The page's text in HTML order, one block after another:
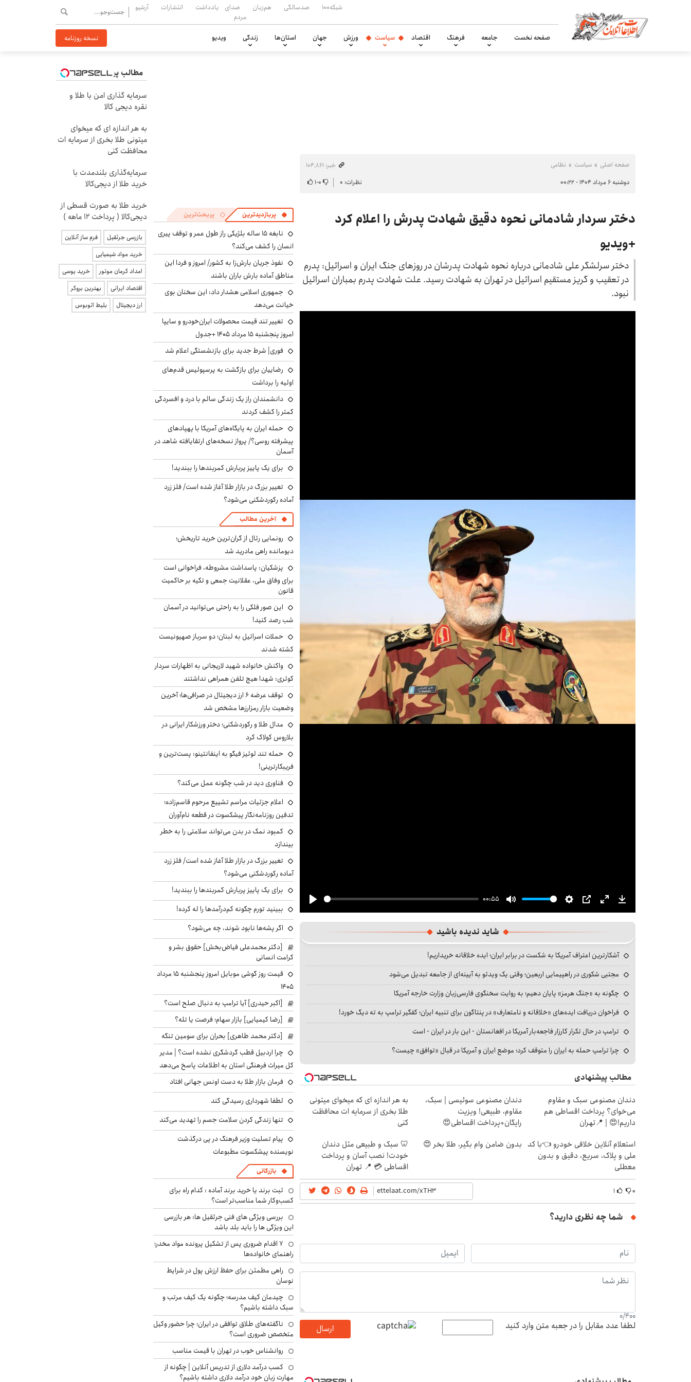
شبکه۱۰۰ صدسالگی هم‌زبان
صدای
مردم
یادداشت انتشارات آرشیو
صفحه نخست جامعه فرهنگ اقتصاد سیاست ورزش جهان استان‌ها زندگی ویدیو نسخه روزنامه
صفحه اصلی سیاست نظامی
خبر: ۱۰۴٬۸۶۱
دوشنبه ۶ مرداد ۱۴۰۴ - ۰۰:۲۲
نظرات: ۰ ۰-۱
دختر سردار شادمانی نحوه دقیق شهادت پدرش را اعلام کرد
+ویدیو
دختر سرلشگر علی شادمانی درباره نحوه شهادت پدرشان در روزهای جنگ ایران و اسرائیل: پدرم
در تعقیب و گریز مستقیم اسرائیل در تهران به شهادت رسید.‌ علت شهادت پدرم بمباران اسرائیل
نبود.
Play
00:55
Mute Settings
PIP Enter
fullscreen
Download
شاید ندیده باشید
آشکارترین اعتراف آمریکا به شکست در برابر ایران؛ ایده خلاقانه خریداریم!
مجتبی شکوری در راهپیمایی اربعین؛ وقتی یک ویدئو به آیینه‌ای از جامعه تبدیل می‌شود
چگونه به «جنگ هرمز» پایان دهیم؛ به روایت سخنگوی فارسی‌زبان وزارت خارجه آمریکا
فراخوان دریافت ایده‌های «خلاقانه و نامتعارف» در پنتاگون برای تنبیه ایران؛ کفگیر ترامپ به ته دیگ خورد!
ترامپ در حال تکرار کارزار فاجعه‌بار آمریکا در افغانستان - این بار در ایران - است
چرا ترامپ حمله به ایران را متوقف کرد؛ موضع ایران و آمریکا در قبال «توافق» چیست؟
مطالب پیشنهادی
دندان مصنوعی سبک و مقاوم
می‌خوای؟ پرداخت اقساطی هم
داریم!😍 | 📍تهران
دندان مصنوعی سوئیسی | سبک،
مقاوم، طبیعی! ویزیت
رایگان+پرداخت اقساطی😍
به هر اندازه ای که میخوای میتونی
طلا بخری از سرمایه ات محافظت
کنی
استعلام آنلاین خلافی خودرو 👈با کد
ملی و پلاک، سریع، دقیق و بدون
معطلی
بدون ضامن وام بگیر، طلا بخر 😍
🦷 سبک و طبیعی مثل دندان
خودت! نصب آسان و پرداخت
اقساطی 💳 📍 تهران
۰ ۱
شما چه نظری دارید؟
0/400
لطفا عدد مقابل را در جعبه متن وارد کنید ارسال
پربازدیدترین پربحث‌ترین
نابغه ۱۵ ساله بلژیکی راز طول عمر و توقف پیری
انسان را کشف می‌کند؟
نفوذ جریان بارش‌زا به کشور/ امروز و فردا این
مناطق آماده بارش باران باشند
جمهوری اسلامی هشدار داد: این سخنان بوی
خیانت می‌دهد
تغییر تند قیمت محصولات ایران‌خودرو و سایپا
امروز پنجشنبه ۱۵ مرداد ۱۴۰۵ +جدول
فوری| شرط جدید برای بازنشستگی اعلام شد
رضاییان برای بازگشت به پرسپولیس قدم‌های
اولیه را برداشت
دانشمندان راز یک زندگی سالم با درد و افسردگی
کمتر را کشف کردند
حمله ایران به پایگاه‌های آمریکا با پهپادهای
پیشرفته روسی؟/ پرواز نسخه‌های ارتقایافته شاهد در
آسمان
برای یک پاییز پربارش کمربندها را ببندید!
تغییر بزرگ در بازار طلا آغاز شده است/ فلز زرد
آماده رکوردشکنی می‌شود؟
آخرین مطالب
رونمایی رئال از گران‌ترین خرید تاریخش؛
دیومانده راهی مادرید شد
پزشکیان: پاسداشت مشروطه، فراخوانی است
برای وفاق ملی، عقلانیت جمعی و تکیه بر حاکمیت
قانون
این صور فلکی را به راحتی می‌توانید در آسمان
شب رصد کنید!
حملات اسرائیل به لبنان؛ دو سرباز صهیونیست
کشته شدند
واکنش خانواده شهید لاریجانی به اظهارات سردار
کوثری: شهدا هیچ تلفن همراهی نداشتند
توقف عرضه ۶ ارز دیجیتال در صرافی‌ها؛ آخرین
وضعیت بازار رمزارزها مشخص شد
مدال طلا و رکوردشکنی؛ دختر ورزشکار ایرانی در
بلاروس کولاک کرد
حمله تند لوئیز فیگو به اینفانتینو: پست‌ترین و
فریبکارترینی!
فناوری دید در شب چگونه عمل می‌کند؟
اعلام جزئیات مراسم تشییع مرحوم قاسم‌زاده؛
تدفین روزنامه‌نگار پیشکسوت در قطعه نام‌آوران
کمبود نمک در بدن می‌تواند سلامتی را به خطر
بیندازد
تغییر بزرگ در بازار طلا آغاز شده است/ فلز زرد
آماده رکوردشکنی می‌شود؟
برای یک پاییز پربارش کمربندها را ببندید!
ببینید تورم چگونه کم‌درآمدها را له کرده!
اگر پشه‌ها نابود شوند، چه می‌شود؟
[دکتر محمدعلی فیاض‌بخش] حقوق بشر و
کرامت انسانی
قیمت روز گوشی موبایل امروز پنجشنبه ۱۵ مرداد
۱۴۰۵
[اکبر حیدری] آیا ترامپ به دنبال صلح است؟
[رضا کیمیایی] بازار سهام؛ فرصت یا تله؟
[دکتر محمد طاهری] بحران برای سومین تنگه
چرا اردبیل قطب گردشگری نشده است؟ | مدیر
کل میراث فرهنگی استان به اطلاعات پاسخ می‌دهد
فرمان بازار طلا به دست اونس جهانی افتاد
لطفا شهرداری رسیدگی کند
تنها زندگی کردن سلامت جسم را تهدید می‌کند
پیام تسلیت وزیر فرهنگ در پی درگذشت
نویسنده پیشکسوت مطبوعات
بازرگانی
ثبت برند یا خرید برند آماده : کدام راه برای
کسب‌وکار شما مناسب‌تر است؟
بررسی ویژگی های فنی جرثقیل ها: هر بازرسی
این ویژگی ها را باید بلد باشد
۷ اقدام ضروری پس از تشکیل پرونده مواد مخدر؛
راهنمای خانواده‌ها
راهی مطمئن برای حفظ ارزش پول در شرایط
نوسان
چیدمان کیف مدرسه؛ چگونه یک کیف مرتب و
سبک داشته باشیم؟
ناگفته‌های طلاق توافقی در ایران؛ چرا حضور وکیل
متخصص ضروری است؟
روانشناس خوب در تهران با قیمت مناسب
کسب درآمد دلاری از تدریس آنلاین | چگونه از
مهارت زبان خود درآمد دلاری داشته باشیم؟
مطالب پیشنهادی
سرمایه گذاری امن با طلا و
نقره دیجی کالا
به هر اندازه ای که میخوای
میتونی طلا بخری از سرمایه ات
محافظت کنی
سرمایه‌گذاری بلندمدت با
خرید طلا از دیجی‌کالا
خرید طلا به صورت قسطی از
دیجی‌کالا ( پرداخت 12 ماهه )
بازرسی جرثقیل
فرم ساز آنلاین
خرید مواد شیمیایی
امداد کرمان موتور
خرید یوسی
اقتصاد ایرانی
بهترین بروکر
ارز دیجیتال
بلیط اتوبوس